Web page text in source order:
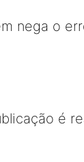
nega o
é